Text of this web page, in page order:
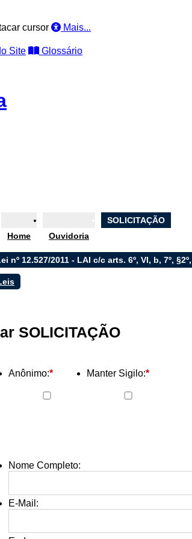
cursor Mais...
Site Glossário
Home
Ouvidoria
SOLICITAÇÃO
nº 12.527/2011 - LAI c/c arts. 6º, VI, b, 7º,
SOLICITAÇÃO
Anônimo:* Manter Sigilo:*
Nome Completo:
E-Mail :